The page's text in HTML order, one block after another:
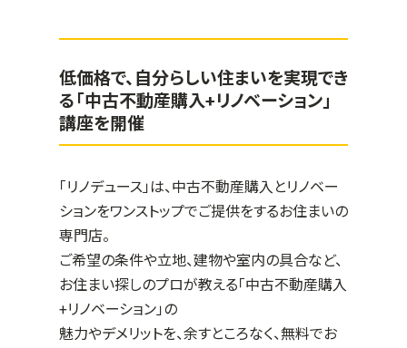
低価格で、自分らしい住まいを実現でき
る「中古不動産購入+リノベーション」
講座を開催
「リノデュース」は、中古不動産購入とリノベー
ションをワンストップでご提供をするお住まいの
専門店。
ご希望の条件や立地、建物や室内の具合など、
お住まい探しのプロが教える「中古不動産購入
+リノベーション」の
魅力やデメリットを、余すところなく、無料でお